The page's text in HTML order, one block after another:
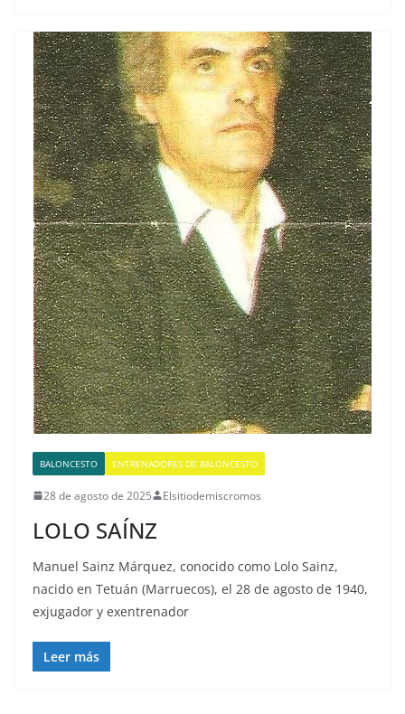
BALONCESTO ENTRENADORES DE BALONCESTO
28 de agosto de 2025 Elsitiodemiscromos
LOLO SAÍNZ
Manuel Sainz Márquez, conocido como Lolo Sainz,
nacido en Tetuán (Marruecos), el 28 de agosto de 1940,
exjugador y exentrenador
Leer más